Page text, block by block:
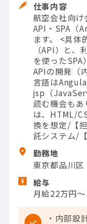
仕事内容
航空会社向
API・SPA（
ます。 <具体
（API）と
を使った
APIの開発（
言語は
jsp（
読む機会も
は、HTML/
換を想定/【
託システム/
勤務地
東京都品川区
給与
月給22万円
・内部設